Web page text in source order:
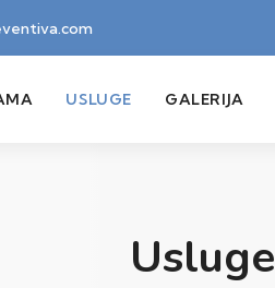
USLUGE GALERIJA
Usluge